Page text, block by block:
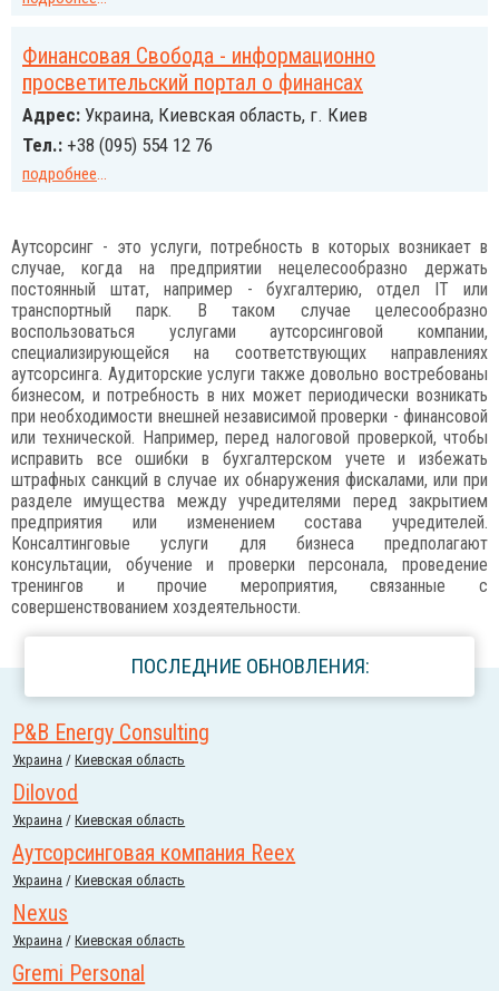
Финансовая Свобода - информационно
просветительский портал о финансах
Адрес: Украина, Киевская область, г. Киев
Тел.: +38 (095) 554 12 76
подробнее...
Аутсорсинг - это услуги, потребность в которых возникает в
случае, когда на предприятии нецелесообразно держать
постоянный штат, например - бухгалтерию, отдел IT или
транспортный парк. В таком случае целесообразно
воспользоваться услугами аутсорсинговой компании,
специализирующейся на соответствующих направлениях
аутсорсинга. Аудиторские услуги также довольно востребованы
бизнесом, и потребность в них может периодически возникать
при необходимости внешней независимой проверки - финансовой
или технической. Например, перед налоговой проверкой, чтобы
исправить все ошибки в бухгалтерском учете и избежать
штрафных санкций в случае их обнаружения фискалами, или при
разделе имущества между учредителями перед закрытием
предприятия или изменением состава учредителей.
Консалтинговые услуги для бизнеса предполагают
консультации, обучение и проверки персонала, проведение
тренингов и прочие мероприятия, связанные с
совершенствованием хоздеятельности.
ПОСЛЕДНИЕ ОБНОВЛЕНИЯ:
P&B Energy Consulting
Украина /Киевская область
Dilovod
Украина /Киевская область
Аутсорсинговая компания Reex
Украина /Киевская область
Nexus
Украина /Киевская область
Gremi Personal